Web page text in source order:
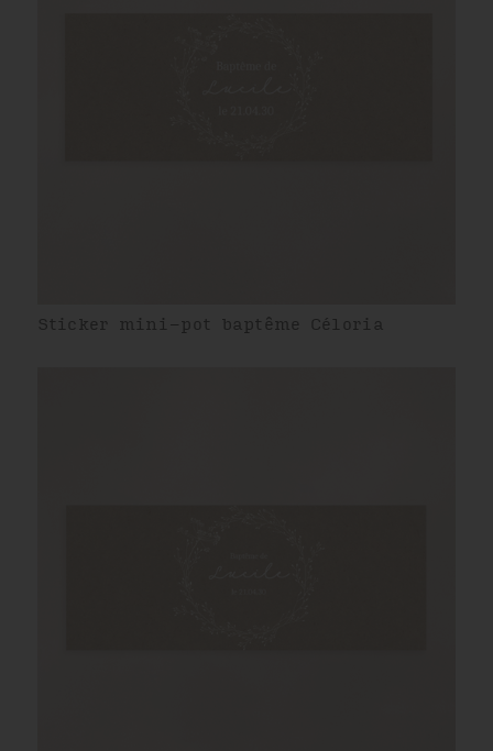
Sticker mini-pot baptême Céloria